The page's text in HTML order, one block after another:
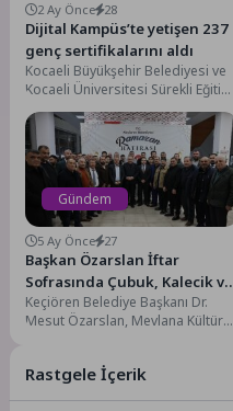
2 Ay Önce 28
Dijital Kampüs’te yetişen 237
genç sertifikalarını aldı
Kocaeli Büyükşehir Belediyesi ve
Kocaeli Üniversitesi Sürekli Eğitim
Merkezi işbirliğiyle yürütülen
“Dijital Kampüs Eğitim
Programları”...
Gündem
5 Ay Önce 27
Başkan Özarslan İftar
Sofrasında Çubuk, Kalecik ve
Akyurtlularla Buluştu
Keçiören Belediye Başkanı Dr.
Mesut Özarslan, Mevlana Kültür
ilçelerinden Çubuk, Kalecik...
Rastgele İçerik